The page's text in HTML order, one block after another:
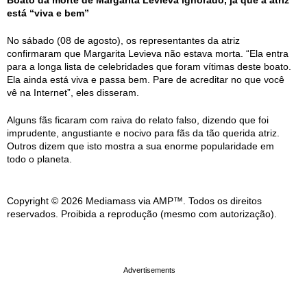
está “viva e bem”
No sábado (08 de agosto), os representantes da atriz
confirmaram que Margarita Levieva não estava morta. “Ela entra
para a longa lista de celebridades que foram vítimas deste boato.
Ela ainda está viva e passa bem. Pare de acreditar no que você
vê na Internet”, eles disseram.
Alguns fãs ficaram com raiva do relato falso, dizendo que foi
imprudente, angustiante e nocivo para fãs da tão querida atriz.
Outros dizem que isto mostra a sua enorme popularidade em
todo o planeta.
Copyright © 2026 Mediamass via AMP™. Todos os direitos
reservados. Proibida a reprodução (mesmo com autorização).